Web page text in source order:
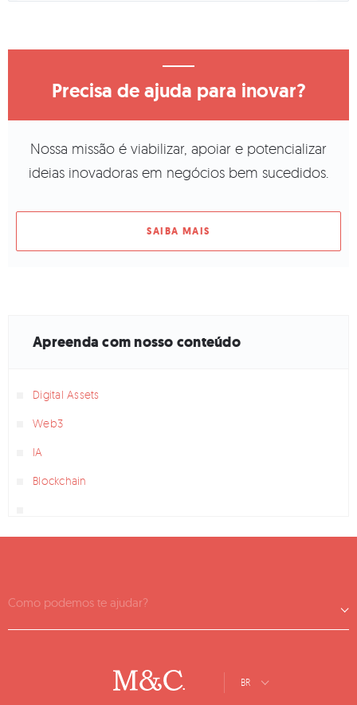
Precisa de ajuda para inovar?
Nossa missão é viabilizar, apoiar e potencializar
ideias inovadoras em negócios bem sucedidos.
SAIBA MAIS
Apreenda com nosso conteúdo
Digital Assets
Web3
IA
Blockchain
Como podemos te ajudar?
BR